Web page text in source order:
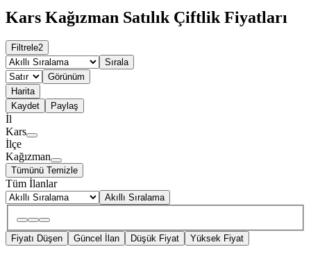
Kars Kağızman Satılık Çiftlik Fiyatları
Filtrele2
Sırala
Görünüm
Harita
Kaydet
Paylaş
İl
Kars
İlçe
Kağızman
Tümünü Temizle
Tüm İlanlar
Akıllı Sıralama
Fiyatı Düşen Güncel İlan Düşük Fiyat Yüksek Fiyat